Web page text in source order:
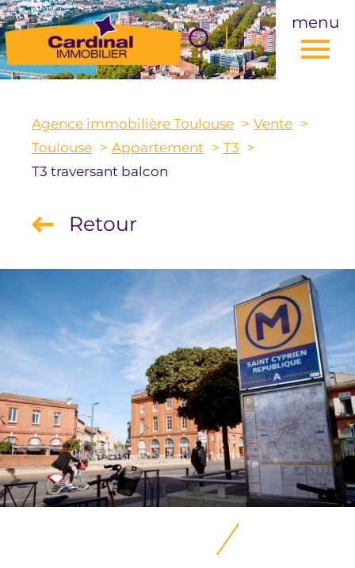
menu
Langue
fr
Accueil
0 Langue
fr
Agence immobilière Toulouse
Vente
Toulouse
Appartement
T3
T3 traversant balcon
Retour